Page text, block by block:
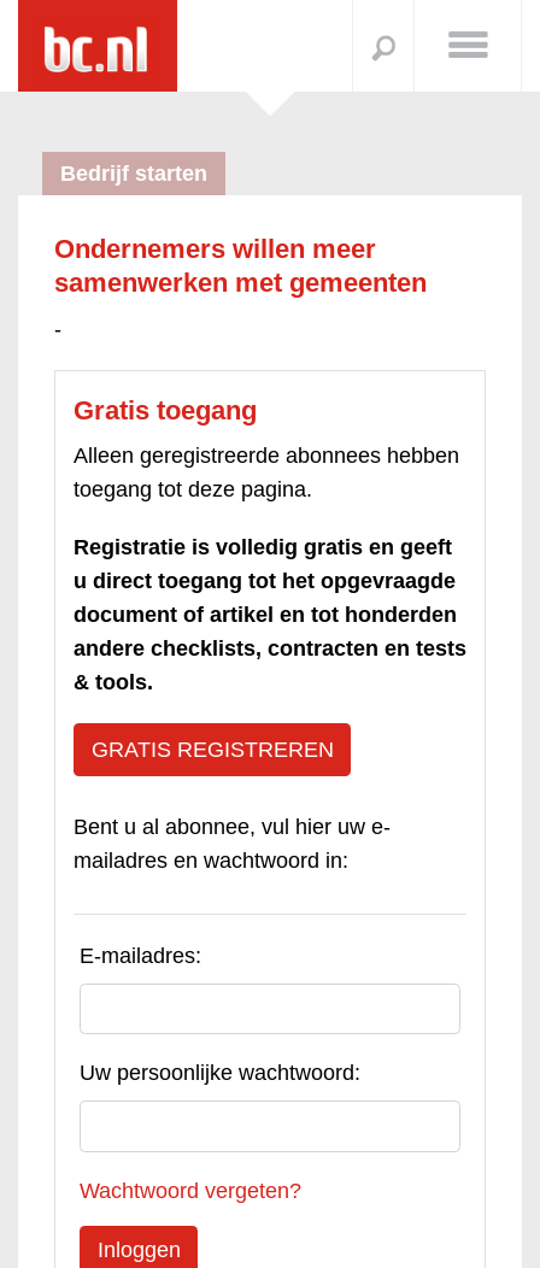
Bedrijf starten
Ondernemers willen meer
samenwerken met gemeenten
-
Gratis toegang
Alleen geregistreerde abonnees hebben
toegang tot deze pagina.
Registratie is volledig gratis en geeft
u direct toegang tot het opgevraagde
document of artikel en tot honderden
andere checklists, contracten en tests
& tools.
GRATIS REGISTREREN
Bent u al abonnee, vul hier uw e-
mailadres en wachtwoord in:
E-mailadres:
Uw persoonlijke wachtwoord:
Wachtwoord vergeten?